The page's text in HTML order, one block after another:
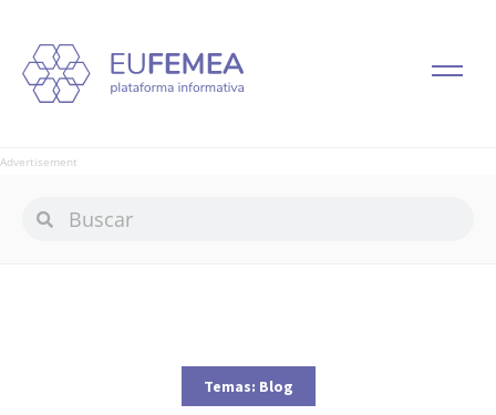
Advertisement
Temas: Blog